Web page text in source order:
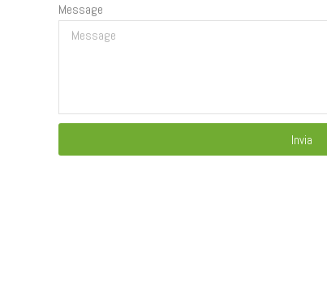
Message
Invia